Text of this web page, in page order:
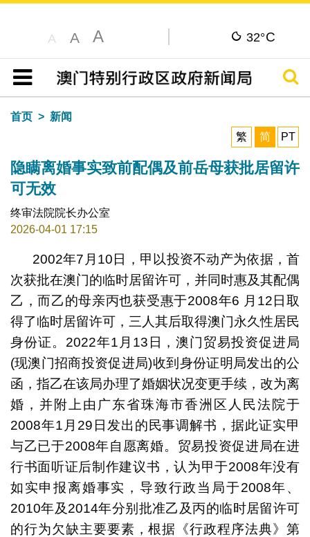
A A A 32°C
目录
搜寻
首页
新闻
繁
简 PT
隐瞒离婚事实致前配偶及前岳母获批居留许
可无效
终审法院院长办公室
2026-04-01 17:15
2002年7月10日，甲以投资不动产为依据，首
次获批在澳门的临时居留许可，并同时惠及其配偶
乙，而乙的母亲丙也获受惠于2008年6 月12日取
得了临时居留许可，三人其后取得澳门永久性居民
身份证。2022年1月13日，澳门贸易投资促进局
(现澳门招商投资促进局)收到身份证明局发出的公
函，指乙在该局办理了婚姻状况变更手续，改为离
婚，并附上由广东省珠海市香洲区人民法院于
2008年1月29日发出的民事调解书，据此证实甲
与乙已于2008年自愿离婚。贸易投资促进局在进
行书面听证后制作建议书，认为甲于2008年没有
如实申报离婚事实，导致行政当局于2008年、
2010年及2014年分别批准乙及丙的临时居留许可
的行为欠缺主要要素，根据《行政程序法典》第